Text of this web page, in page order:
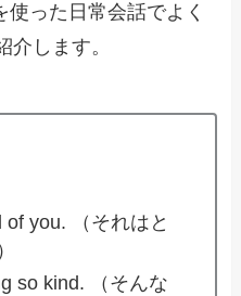
った日常会話でよく
介します。
you. （それはと
so kind. （そんな